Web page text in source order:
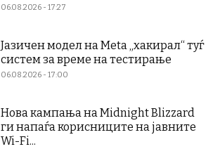
06.08.2026 - 17:27
Јазичен модел на Meta „хакирал“ туѓ
систем за време на тестирање
06.08.2026 - 17:00
Нова кампања на Midnight Blizzard
ги напаѓа корисниците на јавните
Wi-Fi...